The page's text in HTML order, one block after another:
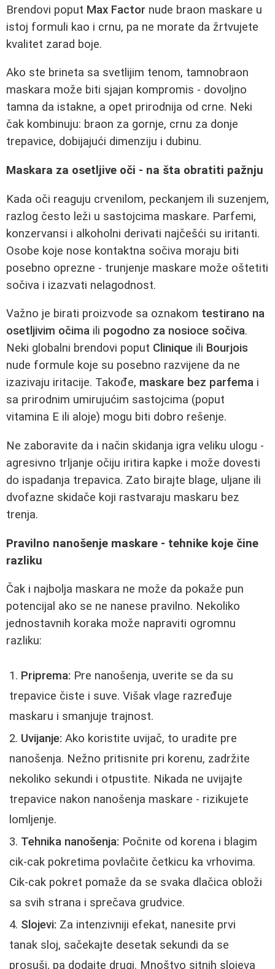
Brendovi poput Max Factor nude braon maskare u
istoj formuli kao i crnu, pa ne morate da žrtvujete
kvalitet zarad boje.
Ako ste brineta sa svetlijim tenom, tamnobraon
maskara može biti sjajan kompromis - dovoljno
tamna da istakne, a opet prirodnija od crne. Neki
čak kombinuju: braon za gornje, crnu za donje
trepavice, dobijajući dimenziju i dubinu.
Maskara za osetljive oči - na šta obratiti pažnju
Kada oči reaguju crvenilom, peckanjem ili suzenjem,
razlog često leži u sastojcima maskare. Parfemi,
konzervansi i alkoholni derivati najčešći su iritanti.
Osobe koje nose kontaktna sočiva moraju biti
posebno oprezne - trunjenje maskare može oštetiti
sočiva i izazvati nelagodnost.
Važno je birati proizvode sa oznakom testirano na
osetljivim očima ili pogodno za nosioce sočiva.
Neki globalni brendovi poput Clinique ili Bourjois
nude formule koje su posebno razvijene da ne
izazivaju iritacije. Takođe, maskare bez parfema i
sa prirodnim umirujućim sastojcima (poput
vitamina E ili aloje) mogu biti dobro rešenje.
Ne zaboravite da i način skidanja igra veliku ulogu -
agresivno trljanje očiju iritira kapke i može dovesti
do ispadanja trepavica. Zato birajte blage, uljane ili
dvofazne skidače koji rastvaraju maskaru bez
trenja.
Pravilno nanošenje maskare - tehnike koje čine
razliku
Čak i najbolja maskara ne može da pokaže pun
potencijal ako se ne nanese pravilno. Nekoliko
jednostavnih koraka može napraviti ogromnu
razliku:
Priprema: Pre nanošenja, uverite se da su
trepavice čiste i suve. Višak vlage razređuje
maskaru i smanjuje trajnost.
Uvijanje: Ako koristite uvijač, to uradite pre
nanošenja. Nežno pritisnite pri korenu, zadržite
nekoliko sekundi i otpustite. Nikada ne uvijajte
trepavice nakon nanošenja maskare - rizikujete
lomljenje.
Tehnika nanošenja: Počnite od korena i blagim
cik‑cak pokretima povlačite četkicu ka vrhovima.
Cik‑cak pokret pomaže da se svaka dlačica obloži
sa svih strana i sprečava grudvice.
Slojevi: Za intenzivniji efekat, nanesite prvi
tanak sloj, sačekajte desetak sekundi da se
prosuši, pa dodajte drugi. Mnoštvo sitnih slojeva